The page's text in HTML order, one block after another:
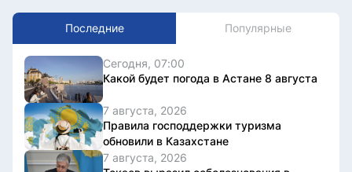
Последние Популярные
Сегодня, 07:00
Какой будет погода в Астане 8 августа
7 августа, 2026
Правила господдержки туризма
обновили в Казахстане
7 августа, 2026